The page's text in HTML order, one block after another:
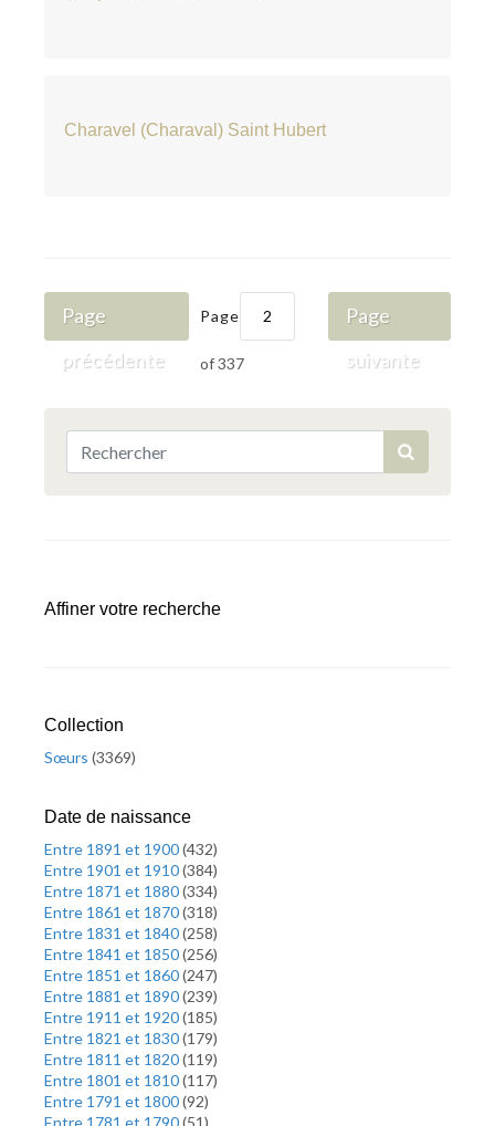
Charavel (Charaval) Saint Hubert
Page
précédente
Page
of 337
Page
suivante
Affiner votre recherche
Collection
Sœurs (3369)
Date de naissance
Entre 1891 et 1900(432)
Entre 1901 et 1910(384)
Entre 1871 et 1880(334)
Entre 1861 et 1870(318)
Entre 1831 et 1840(258)
Entre 1841 et 1850(256)
Entre 1851 et 1860(247)
Entre 1881 et 1890(239)
Entre 1911 et 1920(185)
Entre 1821 et 1830(179)
Entre 1811 et 1820(119)
Entre 1801 et 1810(117)
Entre 1791 et 1800(92)
Entre 1781 et 1790(51)